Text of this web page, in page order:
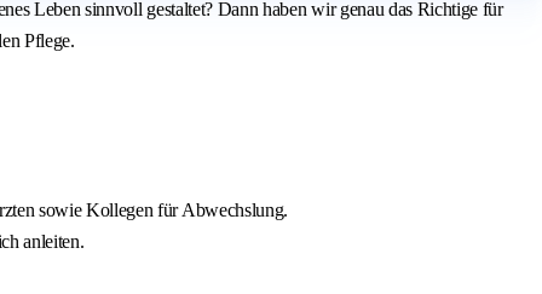
Leben sinnvoll gestaltet? Dann haben wir genau das Richtige für
Pflege.
sowie Kollegen für Abwechslung.
anleiten.